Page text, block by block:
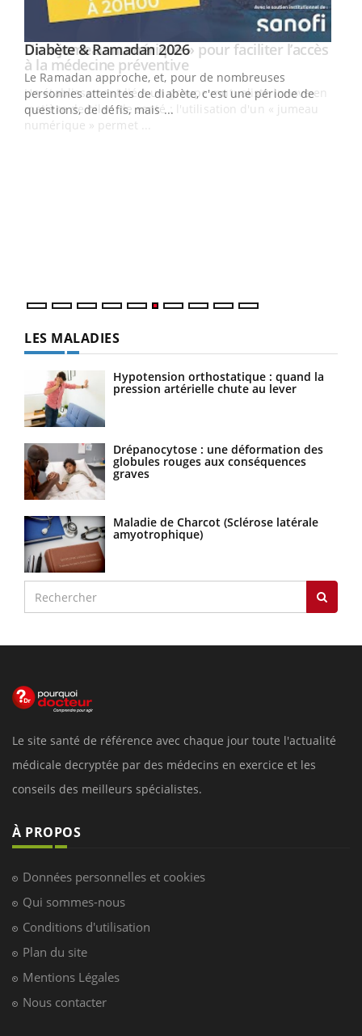
Youtube
Diabète & Ramadan 2026Youtube
Le Ramadan approche, et, pour de nombreuses
personnes atteintes de diabète, c'est une période de
questions, de défis, mais ...
Youtube
Un « jumeau numérique » pour faciliter l’accès
à la médecine préventiveYoutube
Un établissement lié à un groupe mutualiste innove en
matière de bilan de santé : l'utilisation d'un « jumeau
numérique » permet ...
LES MALADIES
Hypotension orthostatique : quand la
pression artérielle chute au lever
Drépanocytose : une déformation des
globules rouges aux conséquences
graves
Maladie de Charcot (Sclérose latérale
amyotrophique)
Le site santé de référence avec chaque jour toute l'actualité
médicale decryptée par des médecins en exercice et les
conseils des meilleurs spécialistes.
À PROPOS
Données personnelles et cookies
Qui sommes-nous
Conditions d'utilisation
Plan du site
Mentions Légales
Nous contacter